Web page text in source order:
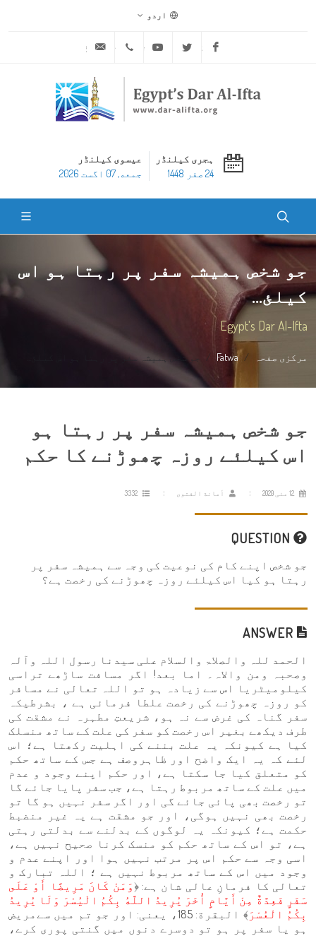
اردو
Facebook
Twitter
Youtube
ہجری کیلنڈر
24 صفر 1448
عیسوی کیلنڈر
جمعه, 07 اگست 2026
جو شخص ہمیشہ سفر پر رہتا ہو اس
کیلئ...
Egypt's Dar Al-Ifta
مرکزی صفحہ Fatwa جو شخص ہمیشہ سفر پر رہتا ہو اس کیلئ...
جو شخص ہمیشہ سفر پر رہتا ہو
اس کیلئے روزہ چھوڑنے کا حکم
أمانة الفتوى
جو شخص اپنے کام کی نوعیت کی وجہ سے ہمیشہ سفر پر
رہتا ہو کیا اس کیلئے روزہ چھوڑنے کی رخصت ہے؟
الحمد للہ والصلاۃ والسلام علی سیدنا رسول اللہ وآلہ
وصحبہ ومن والاہ۔ اما بعد! اگر مسافت ساڑھے تراسی
کیلومیٹریا اس سے زیادہ ہو تو اللہ تعالی نے مسافر
کو روزہ چھوڑنے کی رخصت علطا فرمائی ہے ، بشرطیکہ
سفر گناہ کی غرض سے نہ ہو، شریعتِ مطہرہ نے مشقت کی
طرف دیکھے بغیر اس رخصت کو سفر کی علت کے ساتھ منسلک
کیا ہے کیونکہ یہ علت بننے کی اہلیت رکھتا ہے؛ اس
لئے کہ یہ ایک واضح اور ظاہروصف ہے جس کے ساتھ حکم
کو متعلق کیا جا سکتا ہے، اور حکم اپنے وجود و عدم
میں علت کے ساتھ مربوط رہتا ہے، جب سفر پایا جائے گا
تو رخصت بھی پائی جائے گی اور اگر سفر نہیں ہو گا تو
رخصت بھی نہیں ہوگی، اور جو مشقت ہے یہ غیر منضبط
حکمت ہے؛ کیونکہ یہ لوگوں کے بدلنے سے بدلتی رہتی
ہے، تو اس کے ساتھ حکم کو منسک کرنا صحیح نہیں ہے،
اسی وجہ سے حکم اس پر مرتب نہیں ہوا اور اپنے عدم و
وجود میں اس کے ساتھ مربوط نہیں ہے ؛ اللہ تبارک و
تعالی کا فرمانِ عالی شان ہے: ﴿وَمَنْ كَانَ مَرِيضًا أَوْ عَلَى
سَفَرٍ فَعِدَّةٌ مِنْ أَيَّامٍ أُخَرَ يُرِيدُ اللَّهُ بِكُمُ الْيُسْرَ وَلَا يُرِيدُ
بِكُمُ الْعُسْرَ
﴾ البقرة: 185، یعنی: اور جو تم میں سےمریض
ہو یا سفر پر ہو تو دوسرے دنوں میں گنتی پوری کرے،